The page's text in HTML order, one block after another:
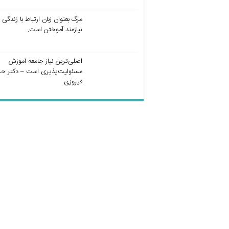
مرگ بعنوان زبان ارتباط با زندگی
نیازمند آموختن است.
اصلی‌ترین نیاز جامعه آموزش
مسئولیت‌پذیری است – دکتر
فیروزی